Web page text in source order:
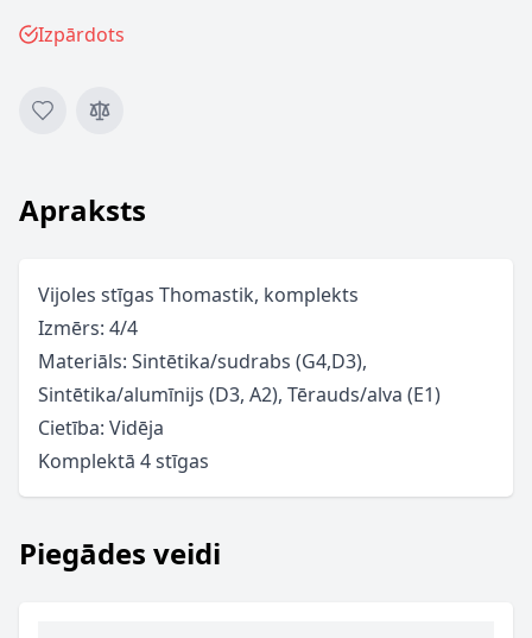
Izpārdots
Apraksts
Vijoles stīgas Thomastik, komplekts
Izmērs: 4/4
Materiāls: Sintētika/sudrabs (G4,D3),
Sintētika/alumīnijs (D3, A2), Tērauds/alva (E1)
Cietība: Vidēja
Komplektā 4 stīgas
Piegādes veidi